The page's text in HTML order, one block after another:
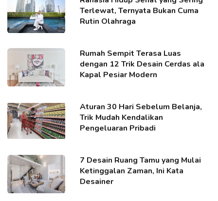
Terlewat, Ternyata Bukan Cuma
Rutin Olahraga
Rumah Sempit Terasa Luas
dengan 12 Trik Desain Cerdas ala
Kapal Pesiar Modern
Aturan 30 Hari Sebelum Belanja,
Trik Mudah Kendalikan
Pengeluaran Pribadi
7 Desain Ruang Tamu yang Mulai
Ketinggalan Zaman, Ini Kata
Desainer